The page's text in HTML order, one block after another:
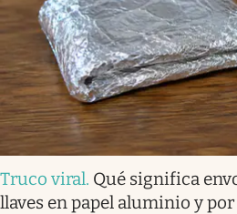
Truco viral. Qué significa
llaves en papel aluminio y